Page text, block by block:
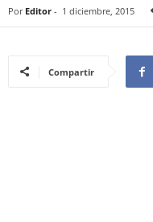
Por Editor - 1 diciembre, 2015
Compartir